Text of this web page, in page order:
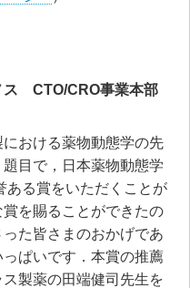
ス CTO/CRO事業本部
おける薬物動態学の先
目で，日本薬物動態学
ある賞をいただくことが
を賜ることができたの
た皆さまのおかげであ
ぱいです．本賞の推薦
製薬の田端健司先生を